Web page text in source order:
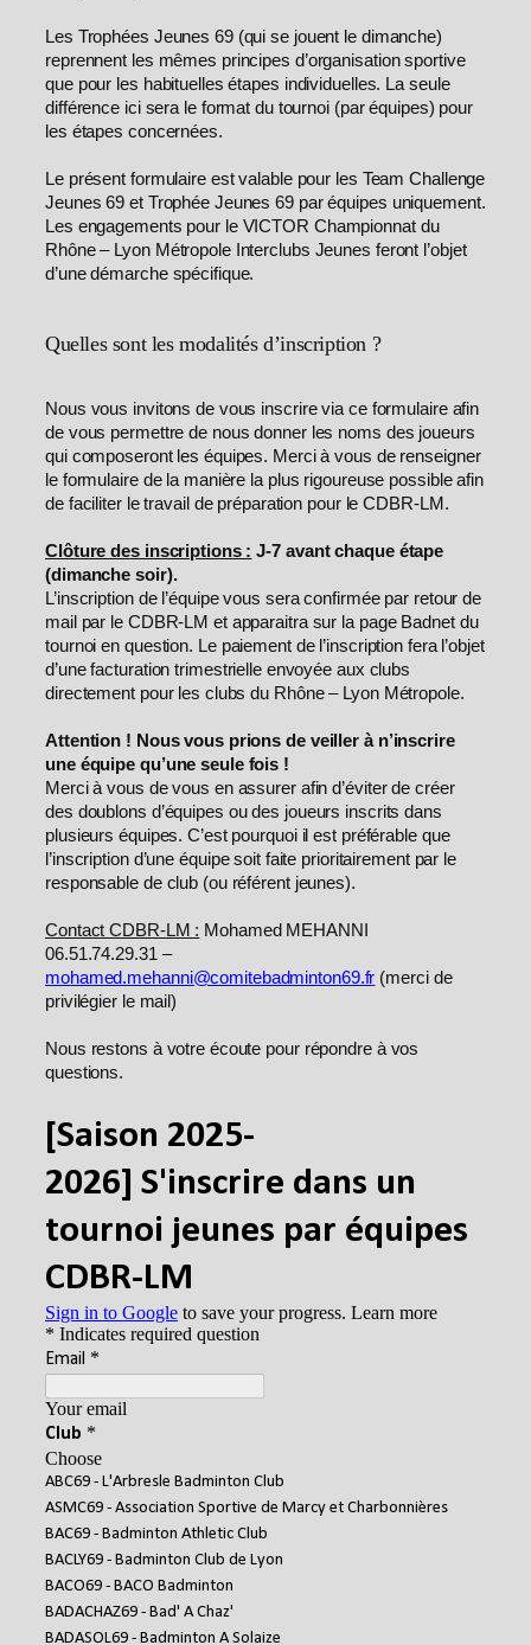
Les Trophées Jeunes 69 (qui se jouent le dimanche)
reprennent les mêmes principes d’organisation sportive
que pour les habituelles étapes individuelles. La seule
différence ici sera le format du tournoi (par équipes) pour
les étapes concernées.
Le présent formulaire est valable pour les Team Challenge
Jeunes 69 et Trophée Jeunes 69 par équipes uniquement.
Les engagements pour le VICTOR Championnat du
Rhône – Lyon Métropole Interclubs Jeunes feront l’objet
d’une démarche spécifique.
Quelles sont les modalités d’inscription ?
Nous vous invitons de vous inscrire via ce formulaire afin
de vous permettre de nous donner les noms des joueurs
qui composeront les équipes. Merci à vous de renseigner
le formulaire de la manière la plus rigoureuse possible afin
de faciliter le travail de préparation pour le CDBR-LM.
Clôture des inscriptions : J-7 avant chaque étape
(dimanche soir).
L’inscription de l’équipe vous sera confirmée par retour de
mail par le CDBR-LM et apparaitra sur la page Badnet du
tournoi en question. Le paiement de l’inscription fera l’objet
d’une facturation trimestrielle envoyée aux clubs
directement pour les clubs du Rhône – Lyon Métropole.
Attention ! Nous vous prions de veiller à n’inscrire
une équipe qu’une seule fois !
Merci à vous de vous en assurer afin d’éviter de créer
des doublons d’équipes ou des joueurs inscrits dans
plusieurs équipes. C’est pourquoi il est préférable que
l’inscription d’une équipe soit faite prioritairement par le
responsable de club (ou référent jeunes).
Contact CDBR-LM : Mohamed MEHANNI
06.51.74.29.31 –
mohamed.mehanni@comitebadminton69.fr (merci de
privilégier le mail)
Nous restons à votre écoute pour répondre à vos
questions.